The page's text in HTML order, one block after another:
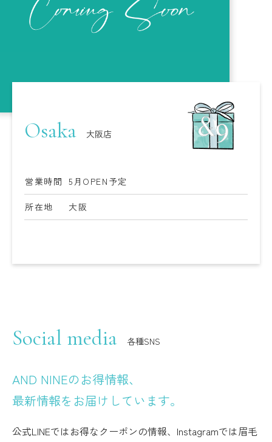
Osaka 大阪店
営業時間 5月OPEN予定
所在地 大阪
Social media 各種SNS
AND NINEのお得情報、
最新情報をお届けしています。
公式LINEではお得なクーポンの情報、Instagramでは眉毛